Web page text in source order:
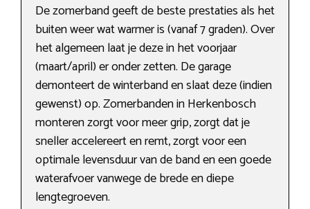
De zomerband geeft de beste prestaties als het
buiten weer wat warmer is (vanaf 7 graden). Over
het algemeen laat je deze in het voorjaar
(maart/april) er onder zetten. De garage
demonteert de winterband en slaat deze (indien
gewenst) op. Zomerbanden in Herkenbosch
monteren zorgt voor meer grip, zorgt dat je
sneller accelereert en remt, zorgt voor een
optimale levensduur van de band en een goede
waterafvoer vanwege de brede en diepe
lengtegroeven.